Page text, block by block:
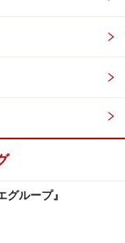
か
うだいで話し合
ったのは誰か、
妻｣であることが
が無く、また寄
ループ』